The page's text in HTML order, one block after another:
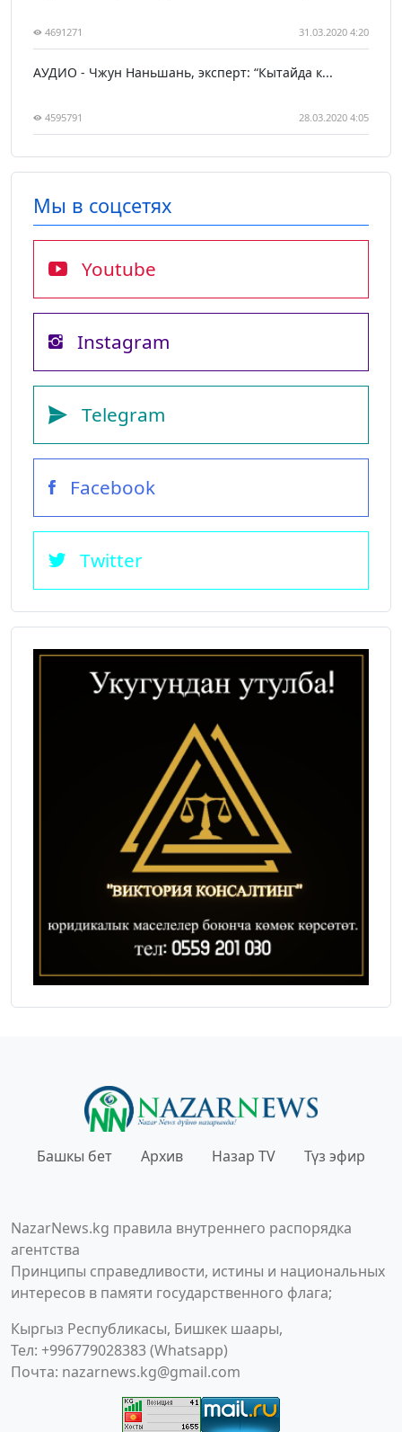
4691271 31.03.2020 4:20
АУДИО - Чжун Наньшань, эксперт: “Кытайда к...
4595791 28.03.2020 4:05
Мы в соцсетях
Youtube
Instagram
Telegram
Facebook
Twitter
Башкы бет Архив Назар TV Түз эфир
NazarNews.kg правила внутреннего распорядка
агентства
Принципы справедливости, истины и национальных
интересов в памяти государственного флага;
Кыргыз Республикасы, Бишкек шаары,
Тел: +996779028383 (Whatsapp)
Почта: nazarnews.kg@gmail.com